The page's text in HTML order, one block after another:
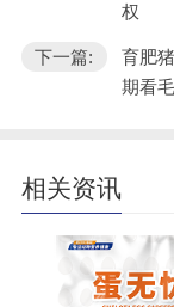
权
下一篇:
育肥
期看
相关资讯